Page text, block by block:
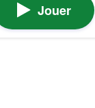
Jouer